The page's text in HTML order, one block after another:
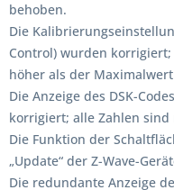
behoben.
Die
Control) wurden
höher als der
Die Anzeige des DSK-
korrigiert; alle Zahlen
Die Funktion der
„Update“ der Z-Wave-
Die redundante Anzeige